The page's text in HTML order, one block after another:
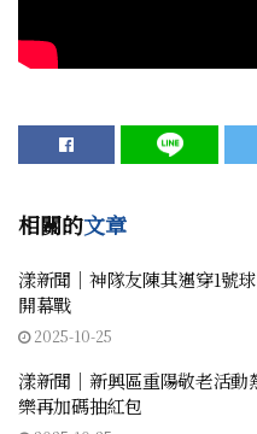
相關的文章
漾新聞｜神隊友陳其邁穿1號
開幕戰
2025-10-25
漾新聞｜新興區重陽敬老活
樂再加碼抽紅包